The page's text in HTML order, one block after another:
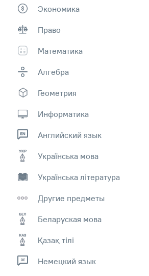
Экономика
Право
Математика
Алгебра
Геометрия
Информатика
Английский язык
Українська мова
Українська література
Другие предметы
Беларуская мова
Қазақ тiлi
Немецкий язык